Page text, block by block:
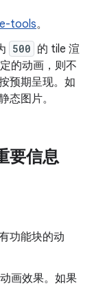
tools。
500 的 tile 渲
的动画，则不
预期呈现。如
态图片。
要信息
功能块的动
画效果。如果